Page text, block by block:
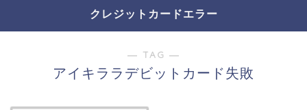
クレジットカードエラー
― TAG ―
アイキララデビットカード失敗